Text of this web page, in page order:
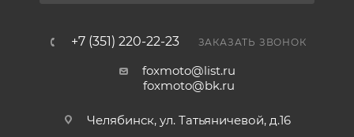
+7 (351) 220-22-23 ЗАКАЗАТЬ ЗВОНОК
foxmoto@list.ru
foxmoto@bk.ru
Челябинск, ул. Татьяничевой, д.16